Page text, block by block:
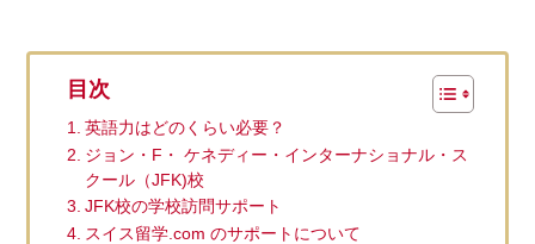
目次
英語力はどのくらい必要？
ジョン・F・ ケネディー・インターナショナル・ス
クール（JFK)校
JFK校の学校訪問サポート
スイス留学.com のサポートについて